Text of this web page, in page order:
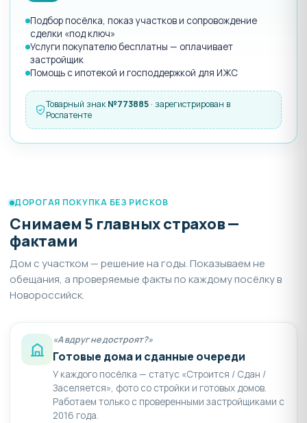
Подбор посёлка, показ участков и сопровождение
сделки «под ключ»
Услуги покупателю бесплатны — оплачивает
застройщик
Помощь с ипотекой и господдержкой для ИЖС
Товарный знак№773885 · зарегистрирован в
Роспатенте
ДОРОГАЯ ПОКУПКА БЕЗ РИСКОВ
Снимаем 5 главных страхов —
фактами
Дом с участком — решение на годы. Показываем не
обещания, а проверяемые факты по каждому посёлку в
Новороссийск.
«А вдруг не достроят?»
Готовые дома и сданные очереди
У каждого посёлка — статус «Строится / Сдан /
Заселяется», фото со стройки и готовых домов.
Работаем только с проверенными застройщиками с
2016 года.